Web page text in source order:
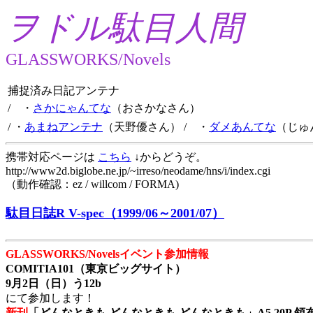
ヲドル駄目人間
GLASSWORKS/Novels
捕捉済み日記アンテナ
/ ・ さかにゃんてな （おさかなさん）
/ ・ あまねアンテナ （天野優さん） / ・ ダメあんてな （じ
携帯対応ページは こちら ↓からどうぞ。
http://www2d.biglobe.ne.jp/~irreso/neodame/hns/i/index.cgi
（動作確認：ez / willcom / FORMA)
駄目日誌R V-spec（1999/06～2001/07）
GLASSWORKS/Novelsイベント参加情報
COMITIA101（東京ビッグサイト）
9月2日（日）う12b
にて参加します！